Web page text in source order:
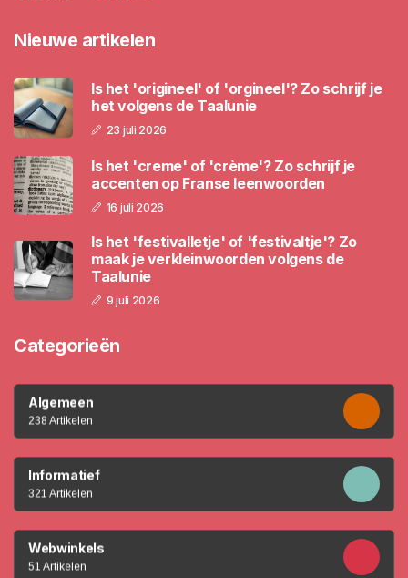
Nieuwe artikelen
Is het 'origineel' of 'orgineel'? Zo schrijf je
het volgens de Taalunie
23 juli 2026
Is het 'creme' of 'crème'? Zo schrijf je
accenten op Franse leenwoorden
16 juli 2026
Is het 'festivalletje' of 'festivaltje'? Zo
maak je verkleinwoorden volgens de
Taalunie
9 juli 2026
Categorieën
Algemeen
238 Artikelen
Informatief
321 Artikelen
Webwinkels
51 Artikelen